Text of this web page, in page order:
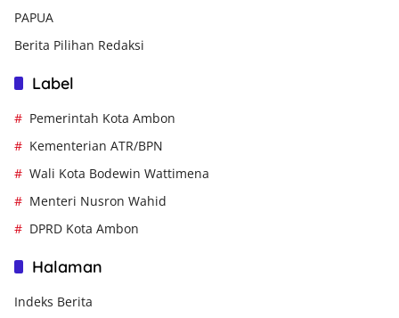
PAPUA
Berita Pilihan Redaksi
Label
Pemerintah Kota Ambon
Kementerian ATR/BPN
Wali Kota Bodewin Wattimena
Menteri Nusron Wahid
DPRD Kota Ambon
Halaman
Indeks Berita